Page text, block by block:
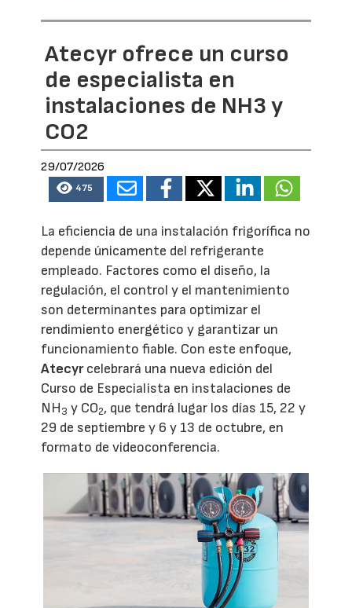
Atecyr ofrece un curso
de especialista en
instalaciones de NH3 y
CO2
29/07/2026
475
La eficiencia de una instalación frigorífica no
depende únicamente del refrigerante
empleado. Factores como el diseño, la
regulación, el control y el mantenimiento
son determinantes para optimizar el
rendimiento energético y garantizar un
funcionamiento fiable. Con este enfoque,
Atecyrcelebrará una nueva edición del
Curso de Especialista en instalaciones de
NH3 y CO2, que tendrá lugar los días 15, 22 y
29 de septiembre y 6 y 13 de octubre, en
formato de videoconferencia.